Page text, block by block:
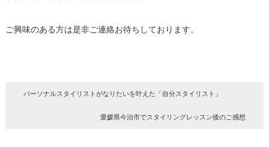
ご興味のある方は是非ご連絡お待ちしております。
パーソナルスタイリストがなりたいを叶えた「自分スタイリスト」
愛媛県今治市でスタイリングレッスン後のご感想